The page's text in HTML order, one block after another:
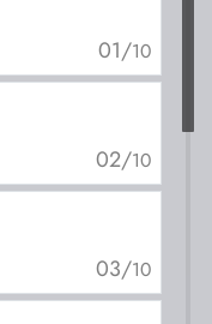
01/10
02/10
03/10